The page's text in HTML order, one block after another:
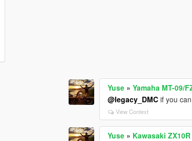
Yuse »Yamaha MT-09/
@legacy_DMC if you
View Context
Yuse » Kawasaki